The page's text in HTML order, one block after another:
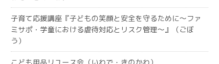
子育て応援講座『子どもの笑顔と安全を守るために～ファ
ミサポ・学童における虐待対応とリスク管理～』（ごぼ
う）